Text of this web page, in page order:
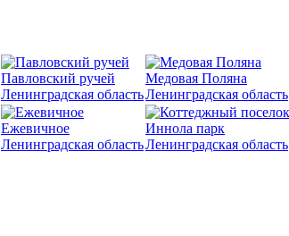
Павловский ручей
Ленинградская область
Медовая Поляна
Ленинградская область
Ежевичное
Ленинградская область
Иннола парк
Ленинградская область